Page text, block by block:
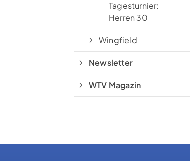
Tagesturnier:
Herren 30
Wingfield
Newsletter
WTV Magazin